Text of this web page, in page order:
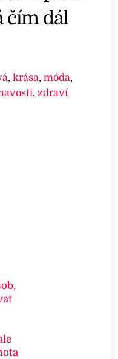
čím dál
,krása,móda,
,zdraví